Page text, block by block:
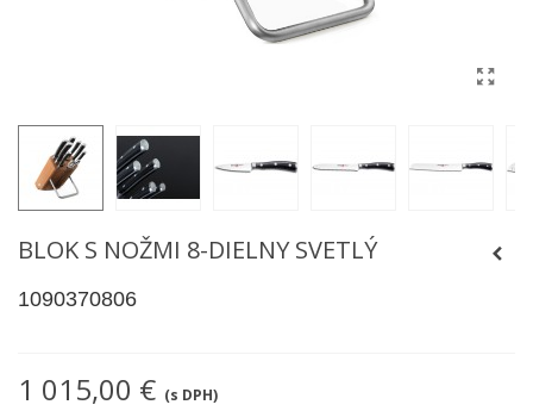
BLOK S NOŽMI 8-DIELNY SVETLÝ
1090370806
1 015,00 € (s DPH)